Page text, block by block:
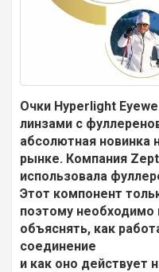
Очки Hyperlight
линзами с
абсолютная новинка
рынке. Компания
использовала
Этот компонент
поэтому необходимо
объяснять, как
соединение
и как оно действует